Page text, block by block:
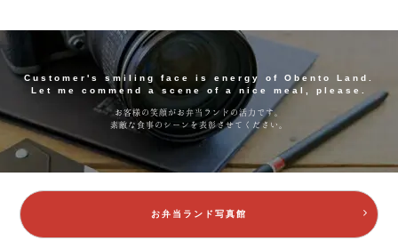
Customer's smiling face is energy of Obento Land.
Let me commend a scene of a nice meal, please.
お客様の笑顔がお弁当ランドの活力です。
素敵な食事のシーンを表彰させてください。
お弁当ランド写真館